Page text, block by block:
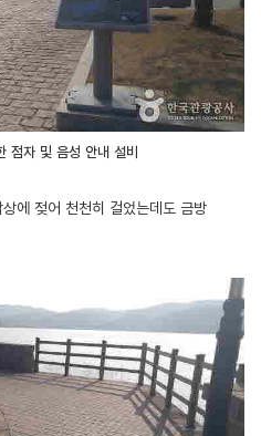
점자 및 음성 안내 설비
에 젖어 천천히 걸었는데도 금방